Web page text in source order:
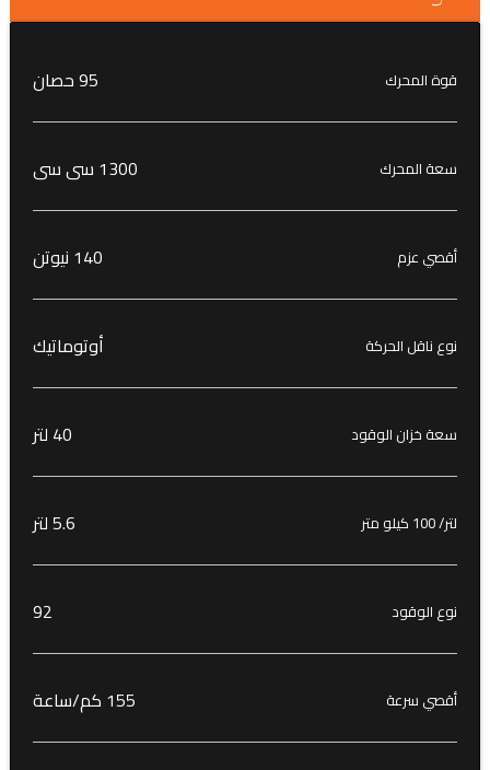
قوة المحرك 95 حصان
سعة المحرك 1300 سى سى
أقصي عزم 140 نيوتن
نوع ناقل الحركة أوتوماتيك
سعة خزان الوقود 40 لتر
لتر/ 100 كيلو متر 5.6 لتر
نوع الوقود 92
أقصي سرعة 155 كم/ساعة